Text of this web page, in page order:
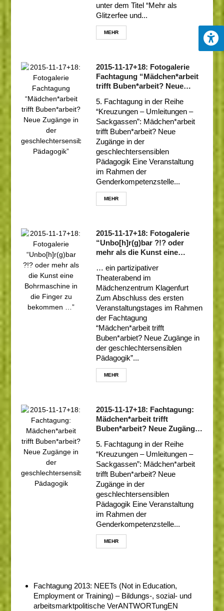
unter dem Titel “Mehr als
Glitzerfee und...
MEHR
2015-11-17+18: Fotogalerie
Fachtagung “Mädchen*arbeit
trifft Buben*arbeit? Neue
geschlechtersensiblen
Pädagogik”
5. Fachtagung in der Reihe
“Kreuzungen – Umleitungen –
Sackgassen”: Mädchen*arbeit
trifft Buben*arbeit? Neue
Zugänge in der
geschlechtersensiblen
Pädagogik Eine Veranstaltung
im Rahmen der
Genderkompetenzstelle...
MEHR
2015-11-17+18: Fotogalerie
“Unbo[h]r(g)bar ?!? oder
mehr als die Kunst eine
zu bekommen …”
… ein partizipativer
Theaterabend im
Mädchenzentrum Klagenfurt
Zum Abschluss des ersten
Veranstaltungstages im Rahmen
der Fachtagung
“Mädchen*arbeit trifft
Buben*arbiet? Neue Zugänge in
der geschlechtersensiblen
Pädagogik”...
MEHR
2015-11-17+18: Fachtagung:
Mädchen*arbeit trifft
Buben*arbeit? Neue Zugänge
Pädagogik
5. Fachtagung in der Reihe
“Kreuzungen – Umleitungen –
Sackgassen”: Mädchen*arbeit
trifft Buben*arbeit? Neue
Zugänge in der
geschlechtersensiblen
Pädagogik Eine Veranstaltung
im Rahmen der
Genderkompetenzstelle...
MEHR
Fachtagung 2013: NEETs (Not in Education,
Employment or Training) – Bildungs-, sozial- und
arbeitsmarktpolitische VerANTWORTungEN